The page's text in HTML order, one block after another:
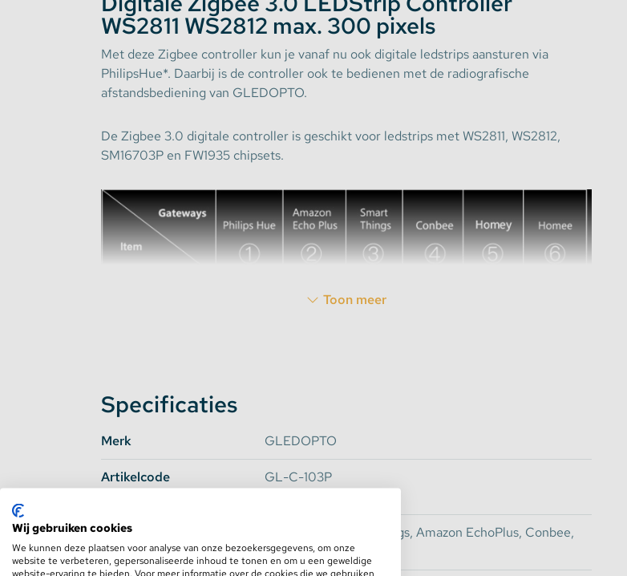
Stekkerdozen
WLED Compatible
WS2811 WS2812 max. 300 pixels
Met deze Zigbee controller kun je vanaf nu ook digitale ledstrips aansturen via
PhilipsHue*. Daarbij is de controller ook te bedienen met de radiografische
afstandsbediening van GLEDOPTO.
De Zigbee 3.0 digitale controller is geschikt voor ledstrips met WS2811, WS2812,
SM16703P en FW1935 chipsets.
Toon meer
Specificaties
Merk GLEDOPTO
Artikelcode
GL-C-103P
Werkt met*
Philips Hue, SmartThings, Amazon EchoPlus, Conbee,
Homey, Homee
Wij gebruiken cookies
We kunnen deze plaatsen voor analyse van onze bezoekersgegevens, om onze
website te verbeteren, gepersonaliseerde inhoud te tonen en om u een geweldige
website-ervaring te bieden. Voor meer informatie over de cookies die we gebruiken